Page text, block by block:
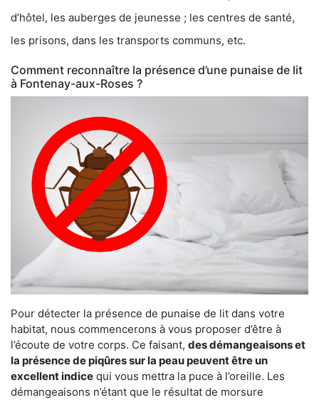
d’hôtel, les auberges de jeunesse ; les centres de santé,
les prisons, dans les transports communs, etc.
Comment reconnaître la présence d’une punaise de lit
à Fontenay-aux-Roses ?
Pour détecter la présence de punaise de lit dans votre
habitat, nous commencerons à vous proposer d’être à
l’écoute de votre corps. Ce faisant, des démangeaisons et
la présence de piqûres sur la peau peuvent être un
excellent indice qui vous mettra la puce à l’oreille. Les
démangeaisons n’étant que le résultat de morsure